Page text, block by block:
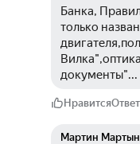
Банка,
только
документы"...
Нравится
Мартин